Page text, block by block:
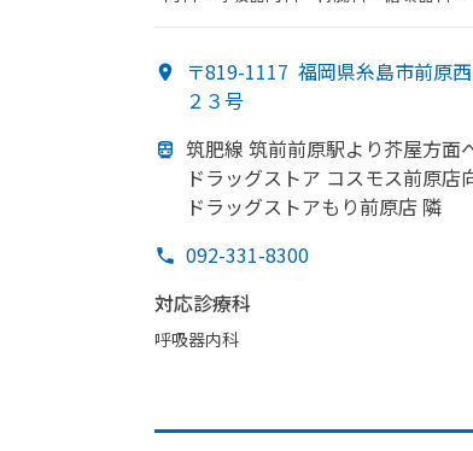
〒819-1117 福岡県糸島市前原
２３号
筑肥線 筑前前原駅より芥屋方面
ドラッグストア コスモス前原店
ドラッグストアもり前原店 隣
092-331-8300
対応診療科
呼吸器内科